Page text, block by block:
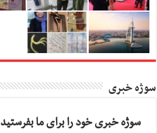
سوژه خبری
سوژه خبری خود را برای ما بفرستید